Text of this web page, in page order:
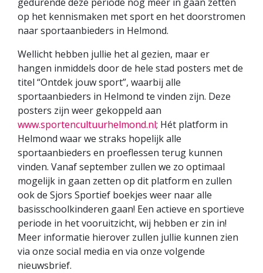
op het kennismaken met sport en het doorstromen
naar sportaanbieders in Helmond.
Wellicht hebben jullie het al gezien, maar er
hangen inmiddels door de hele stad posters met de
titel “Ontdek jouw sport”, waarbij alle
sportaanbieders in Helmond te vinden zijn. Deze
posters zijn weer gekoppeld aan
www.sportencultuurhelmond.nl; Hét platform in
Helmond waar we straks hopelijk alle
sportaanbieders en proeflessen terug kunnen
vinden. Vanaf september zullen we zo optimaal
mogelijk in gaan zetten op dit platform en zullen
ook de Sjors Sportief boekjes weer naar alle
basisschoolkinderen gaan! Een actieve en sportieve
periode in het vooruitzicht, wij hebben er zin in!
Meer informatie hierover zullen jullie kunnen zien
via onze social media en via onze volgende
nieuwsbrief.